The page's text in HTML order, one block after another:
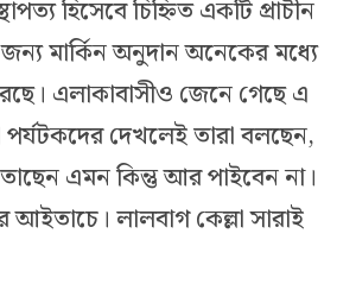
হিসেবে চিহ্নিত একটি প্রাচীন
জন্য মার্কিন অনুদান অনেকের মধ্যে
এলাকাবাসীও জেনে গেছে এ
পর্যটকদের দেখলেই তারা বলছেন,
এমন কিন্তু আর পাইবেন না।
লালবাগ কেল্লা সারাই